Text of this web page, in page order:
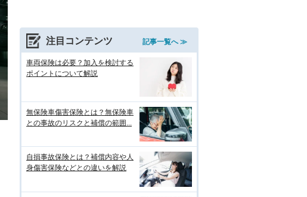
注目コンテンツ 記事一覧へ ≫
車両保険は必要？加入を検討する
ポイントについて解説
無保険車傷害保険とは？無保険車
との事故のリスクと補償の範囲...
自損事故保険とは？補償内容や人
身傷害保険などとの違いを解説